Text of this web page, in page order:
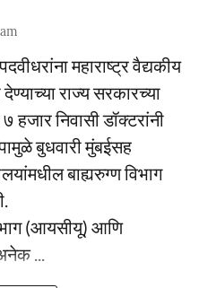
महाराष्ट्र वैद्यकीय
राज्य सरकारच्या
७ हजार निवासी डॉक्टरांनी
बुधवारी मुंबईसह
बाह्यरुग्ण विभाग
(आयसीयू) आणि
...